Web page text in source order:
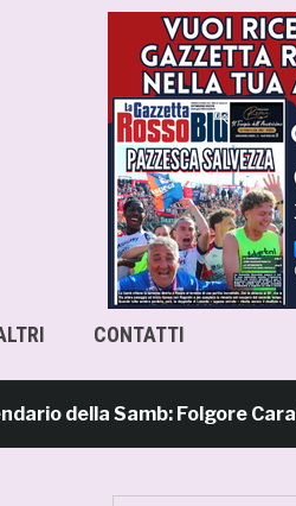
CONTATTI
Samb: Folgore Caratese